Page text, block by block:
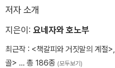
저자 소개
지은이: 요네자와 호노부
최근작 : <책갈피와 거짓말의 계절>
골> … 총 186종 (모두보기)